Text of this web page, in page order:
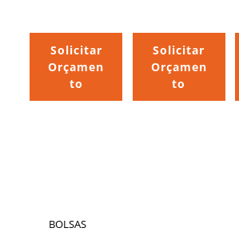
Solicitar
Orçamen
to
Solicitar
Orçamen
to
BOLSAS